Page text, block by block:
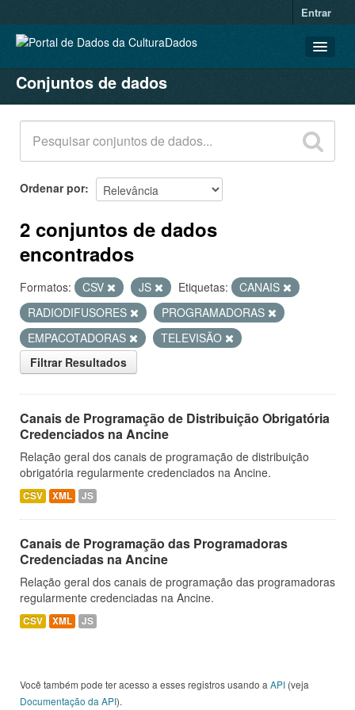
Entrar
CONJUNTOS DE DADOS
ORGANIZAÇÕES
GRUPOS
SOBRE
Conjuntos de dados
Ordenar por
2 conjuntos de dados
encontrados
Formatos: CSV JS Etiquetas:
CANAIS
RADIODIFUSORES
PROGRAMADORAS
EMPACOTADORAS
TELEVISÃO
Filtrar Resultados
Canais de Programação de Distribuição Obrigatória
Credenciados na Ancine
Relação geral dos canais de programação de distribuição
obrigatória regularmente credenciados na Ancine.
CSV XML JS
Canais de Programação das Programadoras
Credenciadas na Ancine
Relação geral dos canais de programação das programadoras
regularmente credenciadas na Ancine.
CSV XML JS
Você também pode ter acesso a esses registros usando a API (veja
Documentação da API).